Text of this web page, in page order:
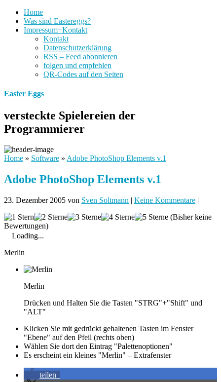
Home
Was sind Eastereggs?
Impressum+Kontakt
Kontakt
Datenschutzerklärung
RSS – Feed abonnieren
folgen und empfehlen
QR-Codes auf den Seiten
Easter Eggs
versteckte Spielereien der
Programmierer
Home » Software » Adobe PhotoShop Elements v.1
Adobe PhotoShop Elements v.1
23. Dezember 2005 von Sven Soltmann | Keine Kommentare |
(Bisher keine
Bewertungen)
Loading...
Merlin
Merlin
Drücken und Halten Sie die Tasten "STRG"+"Shift" und
"ALT"
Klicken Sie mit gedrückt gehaltenen Tasten im Fenster
"Ebene" auf den Pfeil (rechts oben)
Wählen Sie dort den Eintrag "Palettenoptionen"
Es erscheint ein kleines "Merlin" – Extrafenster
teilen